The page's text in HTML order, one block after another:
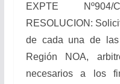
EXPTE Nº904/
RESOLUCION:
de cada una de
Región NOA,
necesarios a los